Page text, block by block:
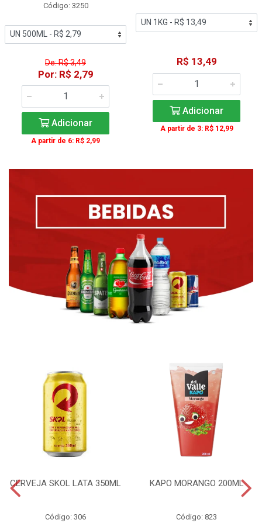
Código: 3250
De: R$ 3,49
Por: R$ 2,79
Adicionar
A partir de 6: R$ 2,99
R$ 13,49
Adicionar
A partir de 3: R$ 12,99
CERVEJA SKOL LATA 350ML
Código: 306
KAPO MORANGO 200ML
Código: 823